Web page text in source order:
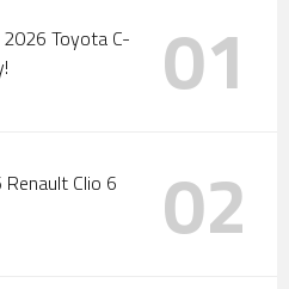
2026 Toyota C-
01
Renault Clio 6 02